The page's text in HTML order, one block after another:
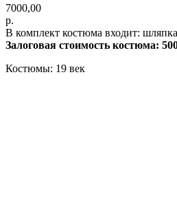
7000,00
р.
В комплект костюма входит:
Залоговая стоимость костюма:
Костюмы: 19 век